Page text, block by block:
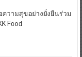
ความสุขอย่างยั่งยืนร่วม
Food